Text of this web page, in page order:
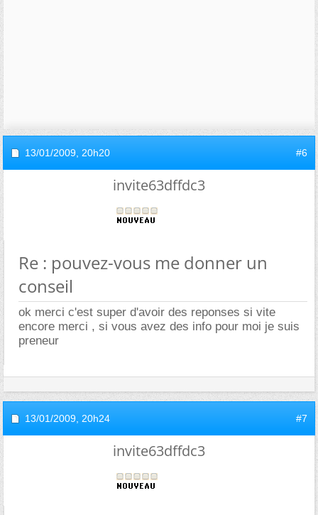
13/01/2009, 20h20 #6
invite63dffdc3
Re : pouvez-vous me donner un
conseil
ok merci c'est super d'avoir des reponses si vite
encore merci , si vous avez des info pour moi je suis
preneur
13/01/2009, 20h24 #7
invite63dffdc3